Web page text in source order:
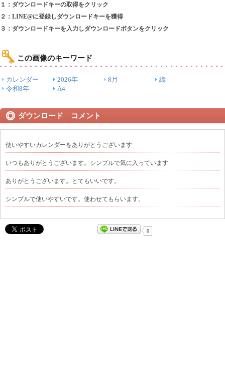
１：ダウンロードキーの取得をクリック
２：LINE@に登録しダウンロードキーを獲得
３：ダウンロードキーを入力しダウンロードボタンをクリック
この画像のキーワード
カレンダー 2026年 8月
縦
令和8年
A4
ダウンロード コメント
使いやすいカレンダーをありがとうございます
いつもありがとうございます。シンプルで気に入っています
ありがとうございます。とてもいいです。
シンプルで使いやすいです。使わせてもらいます。
0